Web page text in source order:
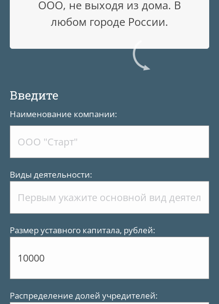
ООО, не выходя из дома. В
любом городе России.
Введите
Наименование компании:
Виды деятельности:
Размер уставного капитала, рублей:
Распределение долей учредителей: